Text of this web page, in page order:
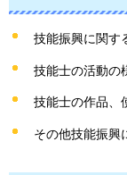
技能振興に関す
技能士の活動の
技能士の作品、
その他技能振興